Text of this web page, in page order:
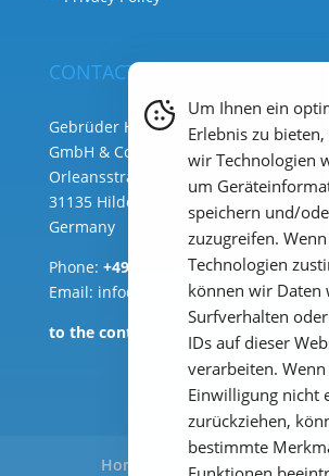
CONTACT
Gebrüder Heyl Analysentechnik
GmbH & Co. KG ( HQ )
Orleansstraße 75b
31135 Hildesheim
Germany
Phone: +49 (0) 51 21 289 33 – 0
Email: info@heylanalysis.de
to the contact-form
Home Products
Um Ihnen ein
Erlebnis zu
wir Technologien
um
speichern und/
zuzugreifen.
Technologien
können wir Daten
Surfverhalten
IDs auf dieser
verarbeiten. Wenn
Einwilligung nicht
zurückziehen,
bestimmte